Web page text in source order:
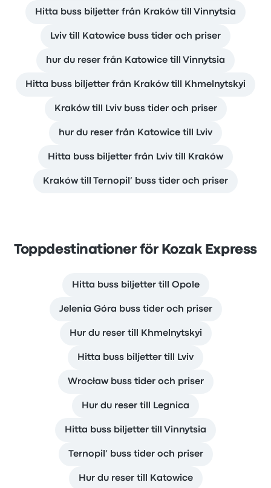
Hitta buss biljetter från Kraków till Vinnytsia
Lviv till Katowice buss tider och priser
hur du reser från Katowice till Vinnytsia
Hitta buss biljetter från Kraków till Khmelnytskyi
Kraków till Lviv buss tider och priser
hur du reser från Katowice till Lviv
Hitta buss biljetter från Lviv till Kraków
Kraków till Ternopil’ buss tider och priser
Toppdestinationer för Kozak Express
Hitta buss biljetter till Opole
Jelenia Góra buss tider och priser
Hur du reser till Khmelnytskyi
Hitta buss biljetter till Lviv
Wrocław buss tider och priser
Hur du reser till Legnica
Hitta buss biljetter till Vinnytsia
Ternopil’ buss tider och priser
Hur du reser till Katowice